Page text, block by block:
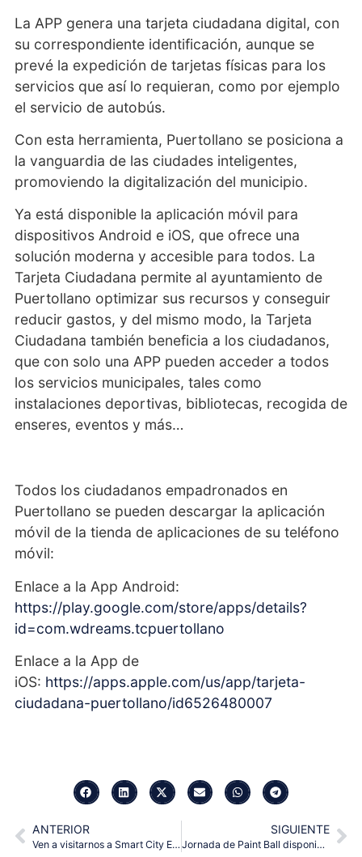
La APP genera una tarjeta ciudadana digital, con
su correspondiente identificación, aunque se
prevé la expedición de tarjetas físicas para los
servicios que así lo requieran, como por ejemplo
el servicio de autobús.
Con esta herramienta, Puertollano se posiciona a
la vanguardia de las ciudades inteligentes,
promoviendo la digitalización del municipio.
Ya está disponible la aplicación móvil para
dispositivos Android e iOS, que ofrece una
solución moderna y accesible para todos. La
Tarjeta Ciudadana permite al ayuntamiento de
Puertollano optimizar sus recursos y conseguir
reducir gastos, y del mismo modo, la Tarjeta
Ciudadana también beneficia a los ciudadanos,
que con solo una APP pueden acceder a todos
los servicios municipales, tales como
instalaciones deportivas, bibliotecas, recogida de
enseres, eventos y más…
Todos los ciudadanos empadronados en
Puertollano se pueden descargar la aplicación
móvil de la tienda de aplicaciones de su teléfono
móvil:
Enlace a la App Android:
https://play.google.com/store/apps/details?
id=com.wdreams.tcpuertollano
Enlace a la App de
iOS: https://apps.apple.com/us/app/tarjeta-
ciudadana-puertollano/id6526480007
ANTERIOR
Ven a visitarnos a Smart City Expo World Congress 2024.
SIGUIENTE
Jornada de Paint Ball disponible en la Tarjeta Ciudadana de Fuengirola.